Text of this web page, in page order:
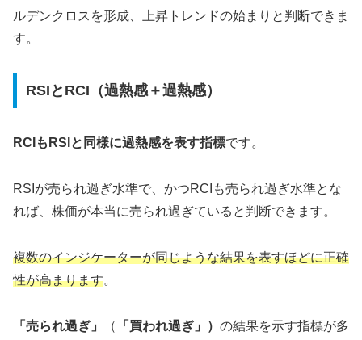
ルデンクロスを形成、上昇トレンドの始まりと判断できま
す。
RSIとRCI（過熱感＋過熱感）
RCIもRSIと同様に過熱感を表す指標です。
RSIが売られ過ぎ水準で、かつRCIも売られ過ぎ水準とな
れば、株価が本当に売られ過ぎていると判断できます。
複数のインジケーターが同じような結果を表すほどに正確
性が高まります。
「売られ過ぎ」 （ 「買われ過ぎ」） の結果を示す指標が多